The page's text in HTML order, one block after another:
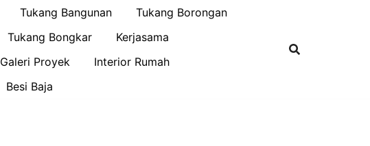
Tukang Bangunan
Tukang Borongan
Tukang Bongkar
Kerjasama
Galeri Proyek
Interior Rumah
Besi Baja